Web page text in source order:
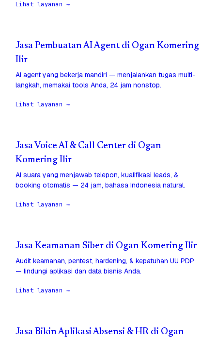
Lihat layanan →
Jasa Pembuatan AI Agent di Ogan Komering
Ilir
AI agent yang bekerja mandiri — menjalankan tugas multi-
langkah, memakai tools Anda, 24 jam nonstop.
Lihat layanan →
Jasa Voice AI & Call Center di Ogan
Komering Ilir
AI suara yang menjawab telepon, kualifikasi leads, &
booking otomatis — 24 jam, bahasa Indonesia natural.
Lihat layanan →
Jasa Keamanan Siber di Ogan Komering Ilir
Audit keamanan, pentest, hardening, & kepatuhan UU PDP
— lindungi aplikasi dan data bisnis Anda.
Lihat layanan →
Jasa Bikin Aplikasi Absensi & HR di Ogan